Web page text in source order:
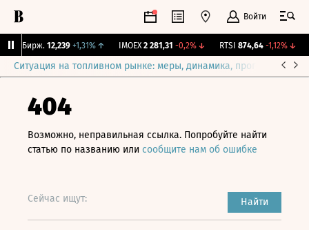
Войти
Бирж. 12,239 +1,31% ↑ IMOEX 2 281,31 -0,2%↓ RTSI 874,64 -1,12%↓
Ситуация на топливном рынке: меры, динамика, прогнозы
404
Возможно, неправильная ссылка. Попробуйте найти
статью по названию или сообщите нам об ошибке
Сейчас ищут: Найти